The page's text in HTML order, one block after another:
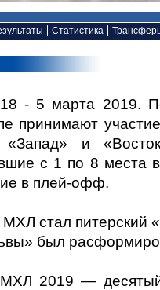
- 5 марта 2019.
принимают
«Запад» и
с 1 по 8 места
в плей-офф.
стал питерский
» был
МХЛ 2019 —
Статистика